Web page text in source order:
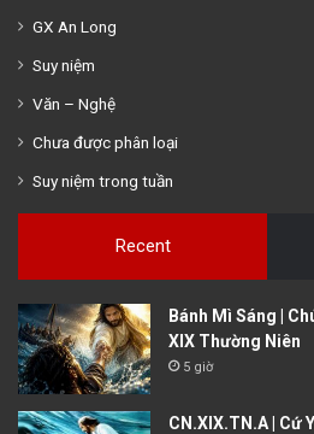
GX An Long
Suy niệm
Văn – Nghệ
Chưa được phân loại
Suy niệm trong tuần
Recent
Bánh Mì Sáng |
XIX Thường Niên
5 giờ
CN.XIX.TN.A | Cứ